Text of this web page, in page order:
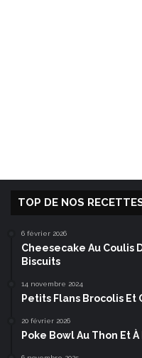
TOP DE NOS
6 février 2026
Cheesecake Au Coulis
Biscuits
14 novembre 2024
Petits Flans Brocolis Et
20 février 2026
Poke Bowl Au Thon Et